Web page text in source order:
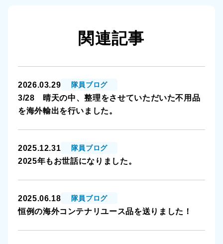
関連記事
2026.03.29 隊員ブログ
3/28 晴天の中、整理をさせていただいた不用品
を海外輸出を行いました。
2025.12.31 隊員ブログ
2025年もお世話になりました。
2025.06.18 隊員ブログ
恒例の海外コンテナリユース品を送りました！